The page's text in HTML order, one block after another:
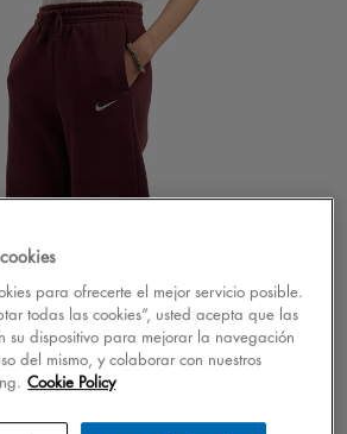
para ofrecerte el mejor servicio posible.
todas las cookies”, usted acepta que las
su dispositivo para mejorar la navegación
del mismo, y colaborar con nuestros
Cookie Policy